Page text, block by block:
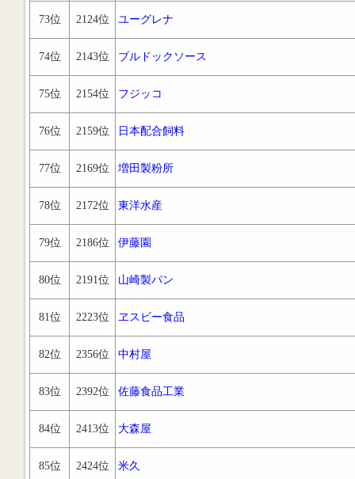
73位 2124位 ユーグレナ
74位 2143位 ブルドックソース
75位 2154位 フジッコ
76位 2159位 日本配合飼料
77位 2169位 増田製粉所
78位 2172位 東洋水産
79位 2186位 伊藤園
80位 2191位 山崎製パン
81位 2223位 ヱスビー食品
82位 2356位 中村屋
83位 2392位 佐藤食品工業
84位 2413位 大森屋
85位 2424位 米久